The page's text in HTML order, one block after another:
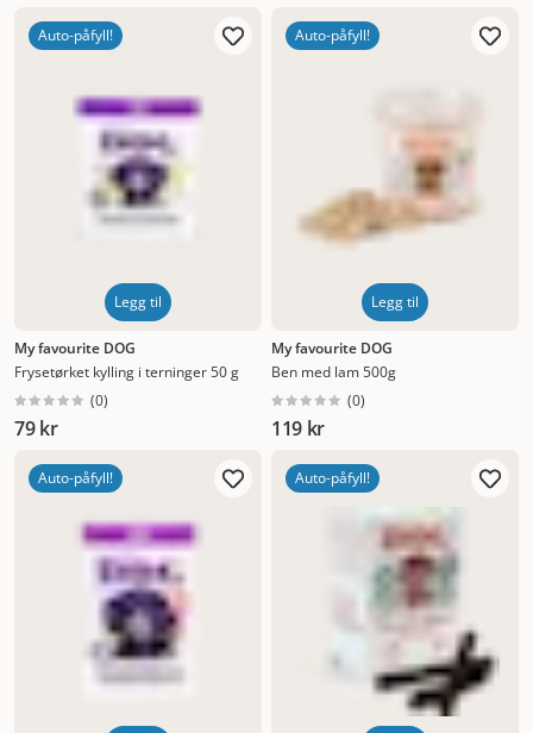
Auto-påfyll!
Legg til
My favourite DOG
Frysetørket kylling i terninger 50 g
(0)
79 kr
Auto-påfyll!
Legg til
My favourite DOG
Ben med lam 500g
(0)
119 kr
Auto-påfyll! Auto-påfyll!